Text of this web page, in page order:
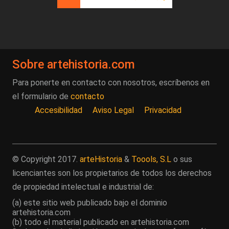
Sobre artehistoria.com
Para ponerte en contacto con nosotros, escríbenos en
el formulario de contacto
Accesibilidad
Aviso Legal Privacidad
© Copyright 2017. arteHistoria & Toools, S.L o sus
licenciantes son los propietarios de todos los derechos
de propiedad intelectual e industrial de:
(a) este sitio web publicado bajo el dominio
artehistoria.com
(b) todo el material publicado en artehistoria.com